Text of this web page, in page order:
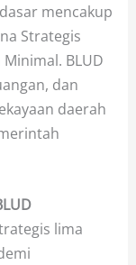
mencakup
Strategis
BLUD
dan
daerah
lima